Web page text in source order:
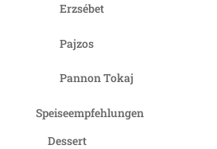
Erzsébet
Pajzos
Pannon Tokaj
Speiseempfehlungen
Dessert